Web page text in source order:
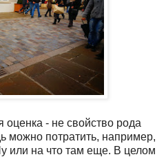
оценка - не свойство рода
можно потратить, например,
или на что там еще. В целом